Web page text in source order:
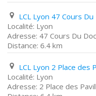
Lyon
47 Cours Du
6.4 km
LCL Lyon 2 Place des
Lyon
2 Place des